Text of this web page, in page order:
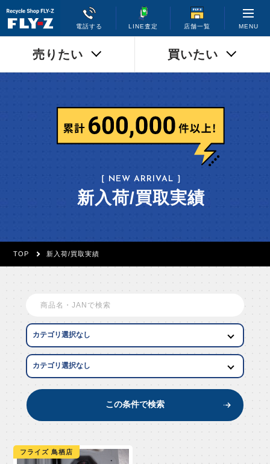
電話する LINE査定 店舗一覧 MENU
売りたい 買いたい
［ NEW ARRIVAL ］
新入荷/買取実績
TOP 新入荷/買取実績
この条件で検索
フライズ 鳥栖店